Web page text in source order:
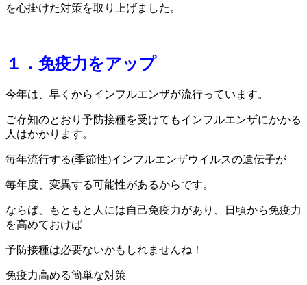
を心掛けた対策を取り上げました。
１．免疫力をアップ
今年は、早くからインフルエンザが流行っています。
ご存知のとおり予防接種を受けてもインフルエンザにかかる
人はかかります。
毎年流行する(季節性)インフルエンザウイルスの遺伝子が
毎年度、変異する可能性があるからです。
ならば、もともと人には自己免疫力があり、日頃から免疫力
を高めておけば
予防接種は必要ないかもしれませんね！
免疫力高める簡単な対策